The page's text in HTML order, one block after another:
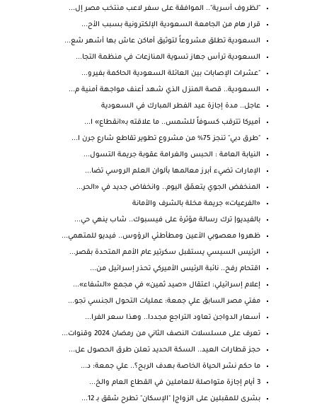
"لظروف أسرية".. الموافقة على سفر لاعب منتخب مصر إل...
قرار هام من الجامعة السعودية الإلكترونية بسبب الأح...
السعودية تطلق مشروعاً لتوثيق أماكن عاش بها أشهر شع...
​السعودية ترأس جهاز تسوية المنازعات في منظمة التجا...
"عشرات الإصابات بين العائلة السعودية الحاكمة بفيرو...
السعودية.. قصة المنزل الذي شهد أعنف مواجهة أمنية م...
عاجل.. مدة إجازة عيد الفطر المبارك في السعودية
أميركا تترقب كسوفاً للشمس.. ما علاقته بـ«انقطاع» ا...
"طرق دبي" تنجز 75% من مشروع تطوير تقاطع شارع جرن ا...
النيابة العامة : الحبس والغرامة عقوبة جريمة التسول...
الإمارات تضيء أبرز معالمها بألوان العلم الروسي تضا...
المنخفض الجوي يتعمّق اليوم.. وانخفاض جديد في «الحر...
«الفرعيات» جريمة مخلة بالشرف والأمانة
بالفيديو| ترك رسالة مؤثرة على فيسبوك.. شاب ينهي حي...
ظهروا معصوبي الأعين ومطأطئي الرؤوس.. فيديو للمتهمي...
الرئيس السيسي يستقبل سكرتير عام الأمم المتحدة بقصر...
اقتحام رفح.. نائبة الرئيس الأميركي تحذر إسرائيل من...
إعلام إسرائيلي: اعتقال «صيد ثمين» في مجمع «الشفاء»...
مفتي مصر السابق علي جمعة: عمليات التحول الجنسي تجو...
أسعار الدواجن تعاود التراجع مجددا.. وهذا سعر الفرا...
تعرف على مسلسلات النصف الثاني من رمضان 2024 وقنوات...
حجز قطارات العيد.. السكة الحديد تعلن طرق الحصول عل...
ما حكم نشر الحياة الخاصة بهدف الربح؟.. علي جمعة: د...
3 أيام إجازة متواصلة للعاملين في القطاع العام والخ...
بشرى للمقبلين على الزواج| "الإسكان" تطرح شقق بـ 12...